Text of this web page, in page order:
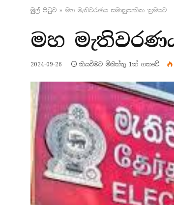
මුල් පිටු​ව » මහ මැතිවරණය සමානුපාතික ක්‍රමයට
මහ
2024-09-26 කියවීමට මිනිත්තු 1ක් ගතවේ.